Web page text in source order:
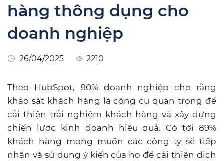
hàng thông dụng cho
doanh nghiệp
26/04/2025 2210
Theo HubSpot, 80% doanh nghiệp cho rằng
khảo sát khách hàng là công cụ quan trọng để
cải thiện trải nghiệm khách hàng và xây dựng
chiến lược kinh doanh hiệu quả. Có tới 89%
khách hàng mong muốn các công ty sẽ tiếp
nhận và sử dụng ý kiến của họ để cải thiện dịch